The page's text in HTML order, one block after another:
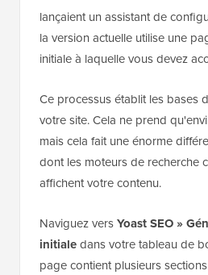
lançaient un assistant de
la version actuelle utilise une
initiale à laquelle vous devez
Ce processus établit les bases
votre site. Cela ne prend
mais cela fait une énorme
dont les moteurs de recherche
affichent votre contenu.
Naviguez versYoast SEO »
initialedans votre tableau de
page contient plusieurs